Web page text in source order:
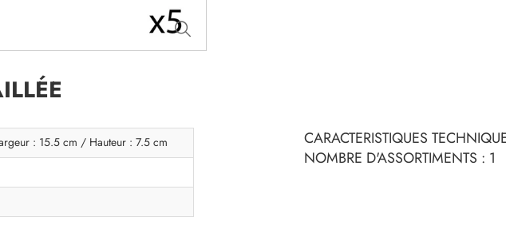
: 15.5 cm / Hauteur : 7.5 cm
CARACTERISTIQUES
NOMBRE D'ASSORTIMENTS : 1